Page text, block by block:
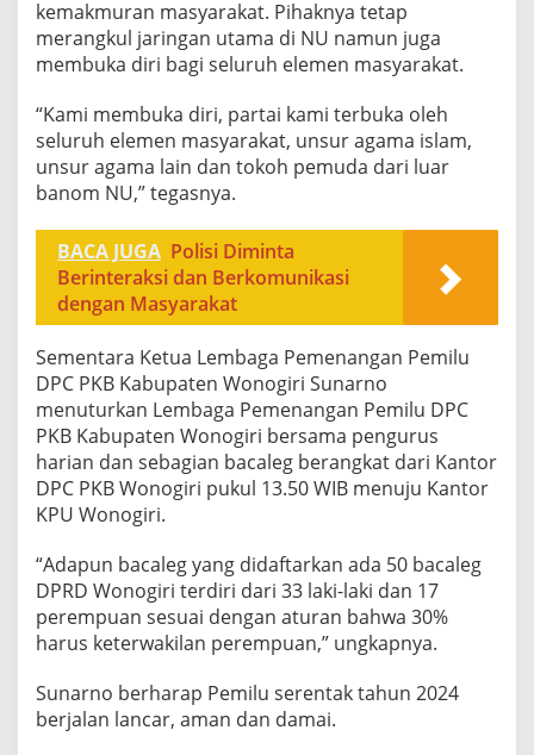
kemakmuran masyarakat. Pihaknya tetap
merangkul jaringan utama di NU namun juga
membuka diri bagi seluruh elemen masyarakat.
“Kami membuka diri, partai kami terbuka oleh
seluruh elemen masyarakat, unsur agama islam,
unsur agama lain dan tokoh pemuda dari luar
banom NU,” tegasnya.
BACA JUGA Polisi Diminta
Berinteraksi dan Berkomunikasi
dengan Masyarakat
Sementara Ketua Lembaga Pemenangan Pemilu
DPC PKB Kabupaten Wonogiri Sunarno
menuturkan Lembaga Pemenangan Pemilu DPC
PKB Kabupaten Wonogiri bersama pengurus
harian dan sebagian bacaleg berangkat dari Kantor
DPC PKB Wonogiri pukul 13.50 WIB menuju Kantor
KPU Wonogiri.
“Adapun bacaleg yang didaftarkan ada 50 bacaleg
DPRD Wonogiri terdiri dari 33 laki-laki dan 17
perempuan sesuai dengan aturan bahwa 30%
harus keterwakilan perempuan,” ungkapnya.
Sunarno berharap Pemilu serentak tahun 2024
berjalan lancar, aman dan damai.